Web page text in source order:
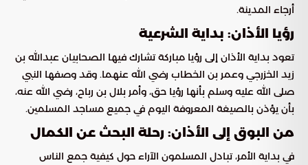
أرجاء المدينة.
رؤيا الأذان: بداية الشرعية
تعود بداية الأذان إلى رؤيا مباركة تشارك فيها الصحابيان عبدالله بن
زيد الخزرجي وعمر بن الخطاب رضي الله عنهما. وقد وصفها النبي
صلى الله عليه وسلم بأنها رؤيا حق، وأمر بلال بن رباح، رضي الله عنه،
بأن يؤذن بالصيغة المعروفة اليوم في جميع مساجد المسلمين.
من البوق إلى الأذان: رحلة البحث عن الكمال
في بداية الأمر، تبادل المسلمون الآراء حول كيفية جمع الناس